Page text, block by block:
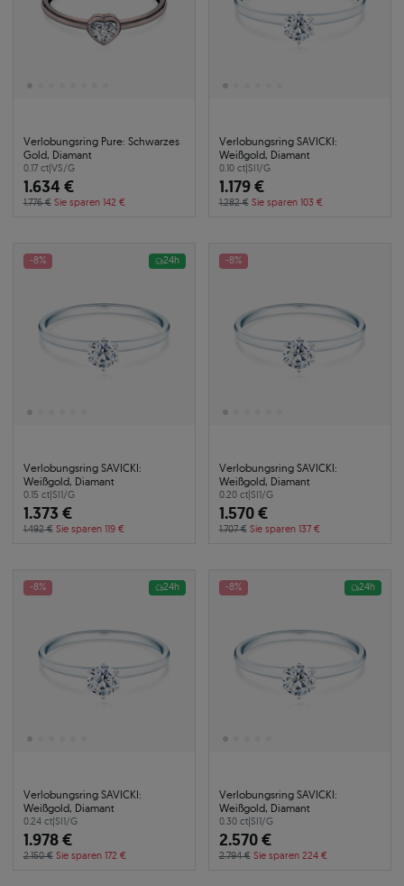
Verlobungsring Pure: Schwarzes
Gold, Diamant
0.17 ct|VS/G
1.634 €
1.776 € Sie sparen 142 €
Verlobungsring SAVICKI:
Weißgold, Diamant
0.10 ct|SI1/G
1.179 €
1.282 € Sie sparen 103 €
-8% 24h
Verlobungsring SAVICKI:
Weißgold, Diamant
0.15 ct|SI1/G
1.373 €
1.492 € Sie sparen 119 €
-8%
Verlobungsring SAVICKI:
Weißgold, Diamant
0.20 ct|SI1/G
1.570 €
1.707 € Sie sparen 137 €
-8% 24h
Verlobungsring SAVICKI:
Weißgold, Diamant
0.24 ct|SI1/G
1.978 €
2.150 € Sie sparen 172 €
-8% 24h
Verlobungsring SAVICKI:
Weißgold, Diamant
0.30 ct|SI1/G
2.570 €
2.794 € Sie sparen 224 €